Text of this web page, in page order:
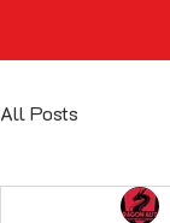
All Posts